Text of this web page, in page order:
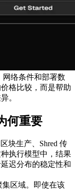
网络条件和部署数
格比较，而是帮助
。
何重要
块生产、Shred 传
执行模型中，结果
迟分布的稳定性和
集区域。即使在该